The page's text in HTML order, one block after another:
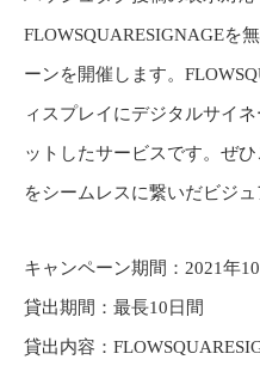
FLOWSQUARESIGNAGEを
ーンを開催します。
ィスプレイにデジタルサイ
ットしたサービスです。ぜ
をシームレスに繋いだビジ
キャンペーン期間：2021年
貸出期間：最長10日間
貸出内容：